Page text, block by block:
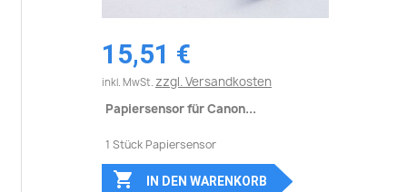
15,51 €
inkl. MwSt. zzgl. Versandkosten
Papiersensor für Canon...
1 Stück Papiersensor
 IN DEN WARENKORB